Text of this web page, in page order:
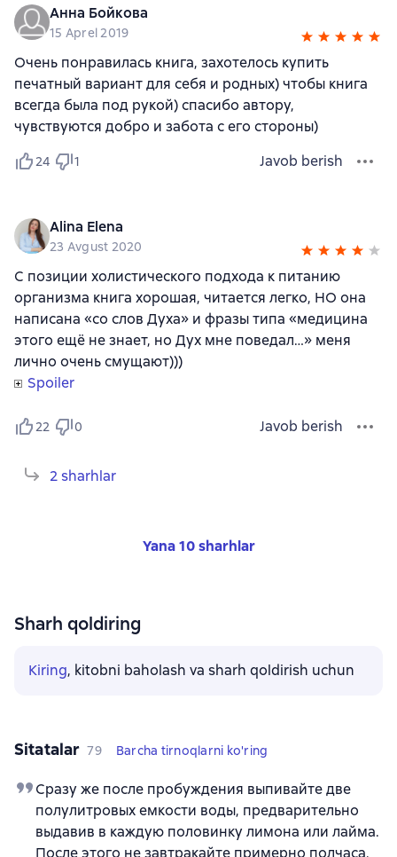
Анна Бойкова
15 Aprel 2019
Очень понравилась книга, захотелось купить
печатный вариант для себя и родных) чтобы книга
всегда была под рукой) спасибо автору,
чувствуются добро и забота с его стороны)
24 1 Javob berish
Alina Elena
23 Avgust 2020
С позиции холистического подхода к питанию
организма книга хорошая, читается легко, НО она
написана «со слов Духа» и фразы типа «медицина
этого ещё не знает, но Дух мне поведал…» меня
лично очень смущают)))
Spoiler
22 0 Javob berish
2 sharhlar
Yana 10 sharhlar
Sharh qoldiring
Kiring, kitobni baholash va sharh qoldirish uchun
Sitatalar 79 Barcha tirnoqlarni ko'ring
Сразу же после пробуждения выпивайте две
полулитровых емкости воды, предварительно
выдавив в каждую половинку лимона или лайма.
После этого не завтракайте примерно полчаса,